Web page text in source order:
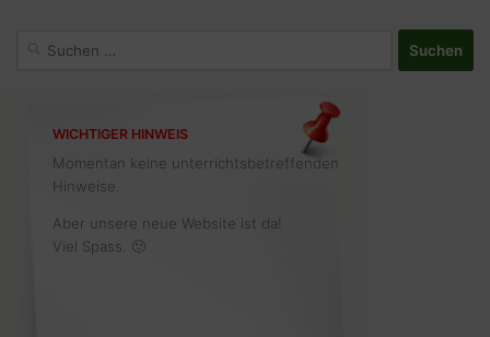
WICHTIGER HINWEIS
Momentan keine unterrichtsbetreffenden
Hinweise.
Aber unsere neue Website ist da!
Viel Spass. 🙂